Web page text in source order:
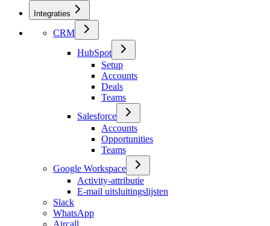
Integraties
CRM
HubSpot
Setup
Accounts
Deals
Teams
Salesforce
Accounts
Opportunities
Teams
Google Workspace
Activity-attributie
E-mail uitsluitingslijsten
Slack
WhatsApp
Aircall